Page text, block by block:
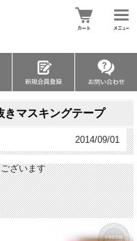
きマスキングテープ
2014/09/01
ざいます